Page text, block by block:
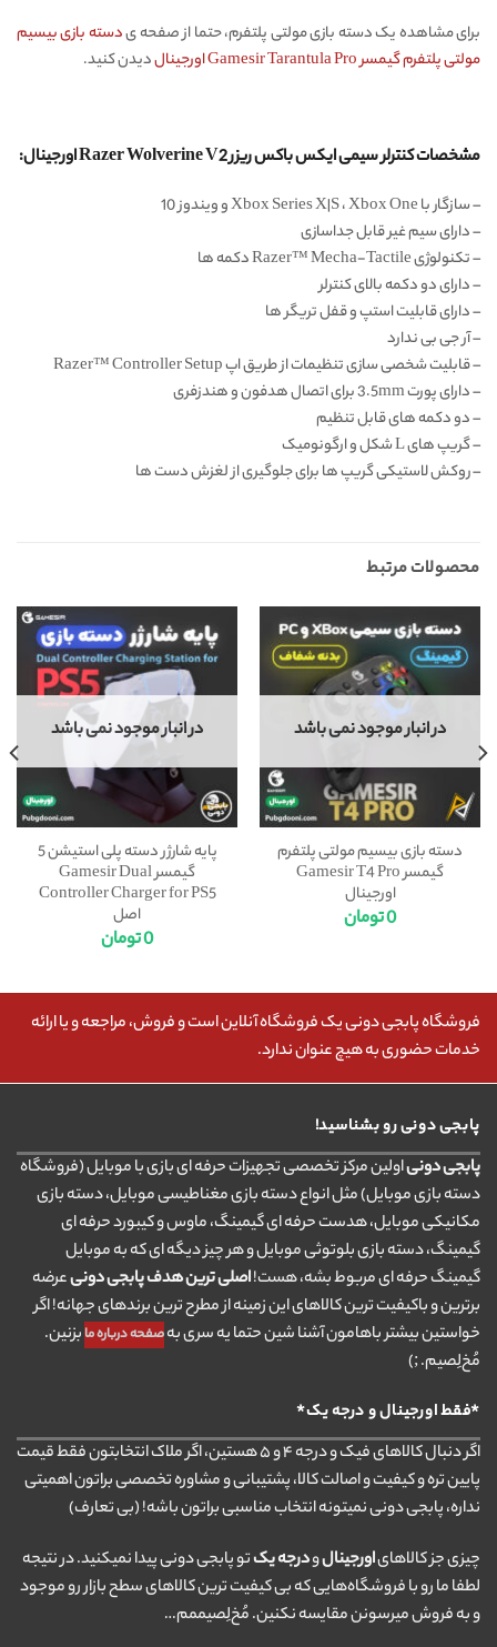
برای مشاهده یک دسته بازی مولتی پلتفرم، حتما از صفحه یدسته بازی بیسیم
مولتی پلتفرم گیمسر Gamesir Tarantula Pro اورجینال
دیدن کنید.
مشخصات کنترلر سیمی ایکس باکس ریزر Razer Wolverine V2 اورجینال:
– سازگار با Xbox Series X|S ، Xbox One و ویندوز 10
– دارای سیم غیر قابل جداسازی
– تکنولوژی Razer™ Mecha-Tactile دکمه ها
– دارای دو دکمه بالای کنترلر
– دارای قابلیت استپ و قفل تریگر ها
– آر جی بی ندارد
– قابلیت شخصی سازی تنظیمات از طریق اپ Razer™ Controller Setup
– دارای پورت 3.5mm برای اتصال هدفون و هندزفری
– دو دکمه های قابل تنظیم
– گریپ های L شکل و ارگونومیک
– روکش لاستیکی گریپ ها برای جلوگیری از لغزش دست ها
محصولات مرتبط
در انبار موجود نمی باشد
دسته بازی بیسیم مولتی پلتفرم
گیمسر Gamesir T4 Pro
اورجینال
0تومان
در انبار موجود نمی باشد
پایه شارژر دسته پلی استیشن 5
گیمسر Gamesir Dual
Controller Charger for PS5
اصل
0تومان
فروشگاه پابجی دونی یک فروشگاه آنلاین است و فروش، مراجعه و یا ارائه
خدمات حضوری به هیچ عنوان ندارد.
پابجی دونی رو بشناسید!
پابجی دونیاولین مرکز تخصصی تجهیزات حرفه ای بازی با موبایل (فروشگاه
دسته بازی موبایل) مثل انواع دسته بازی مغناطیسی موبایل، دسته بازی
مکانیکی موبایل، هدست حرفه ای گیمینگ، ماوس و کیبورد حرفه ای
گیمینگ، دسته بازی بلوتوثی موبایل و هر چیز دیگه ای که به موبایل
گیمینگ حرفه ای مربوط بشه، هست!اصلی ترین هدف پابجی دونیعرضه
برترین و باکیفیت ترین کالاهای این زمینه از مطرح ترین برندهای جهانه! اگر
خواستین بیشتر باهامون آشنا شین حتما یه سری بهصفحه درباره ما بزنین.
مُخ‌لِصیم. ;)
*فقط اورجینال و درجه یک*
اگر دنبال کالاهای فیک و درجه ۴ و ۵ هستین، اگر ملاک انتخابتون فقط قیمت
پایین تره و کیفیت و اصالت کالا، پشتیبانی و مشاوره تخصصی براتون اهمیتی
نداره، پابجی دونی نمیتونه انتخاب مناسبی براتون باشه! (بی تعارف)
چیزی جز کالاهایاورجینالودرجه یکتو پابجی دونی پیدا نمیکنید. در نتیجه
لطفا ما رو با فروشگاه‌هایی که بی کیفیت ترین کالاهای سطح بازار رو موجود
و به فروش میرسونن مقایسه نکنین. مُخ‌لِصیممم…